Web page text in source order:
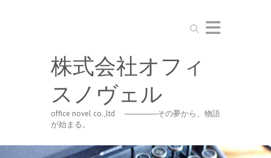
Search
株式会社オフィ
スノヴェル
office novel co.,ltd ──────その夢から、物語
が始まる。